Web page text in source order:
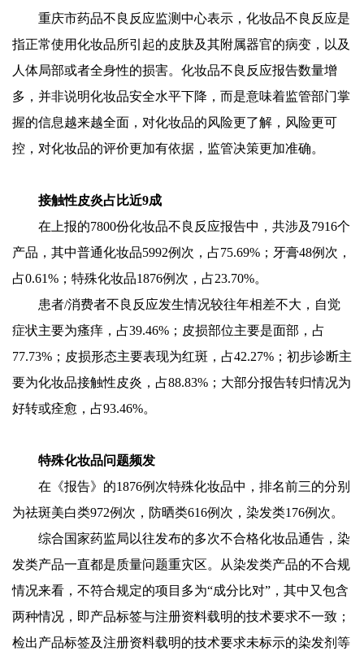
重庆市药品不良反应监测中心表示，化妆品不良反应是
指正常使用化妆品所引起的皮肤及其附属器官的病变，以及
人体局部或者全身性的损害。化妆品不良反应报告数量增
多，并非说明化妆品安全水平下降，而是意味着监管部门掌
握的信息越来越全面，对化妆品的风险更了解，风险更可
控，对化妆品的评价更加有依据，监管决策更加准确。
接触性皮炎占比近9成
在上报的7800份化妆品不良反应报告中，共涉及7916个
产品，其中普通化妆品5992例次，占75.69%；牙膏48例次，
占0.61%；特殊化妆品1876例次，占23.70%。
患者/消费者不良反应发生情况较往年相差不大，自觉
症状主要为瘙痒，占39.46%；皮损部位主要是面部，占
77.73%；皮损形态主要表现为红斑，占42.27%；初步诊断主
要为化妆品接触性皮炎，占88.83%；大部分报告转归情况为
好转或痊愈，占93.46%。
特殊化妆品问题频发
在《报告》的1876例次特殊化妆品中，排名前三的分别
为祛斑美白类972例次，防晒类616例次，染发类176例次。
综合国家药监局以往发布的多次不合格化妆品通告，染
发类产品一直都是质量问题重灾区。从染发类产品的不合规
情况来看，不符合规定的项目多为“成分比对”，其中又包含
两种情况，即产品标签与注册资料载明的技术要求不一致；
检出产品标签及注册资料载明的技术要求未标示的染发剂等